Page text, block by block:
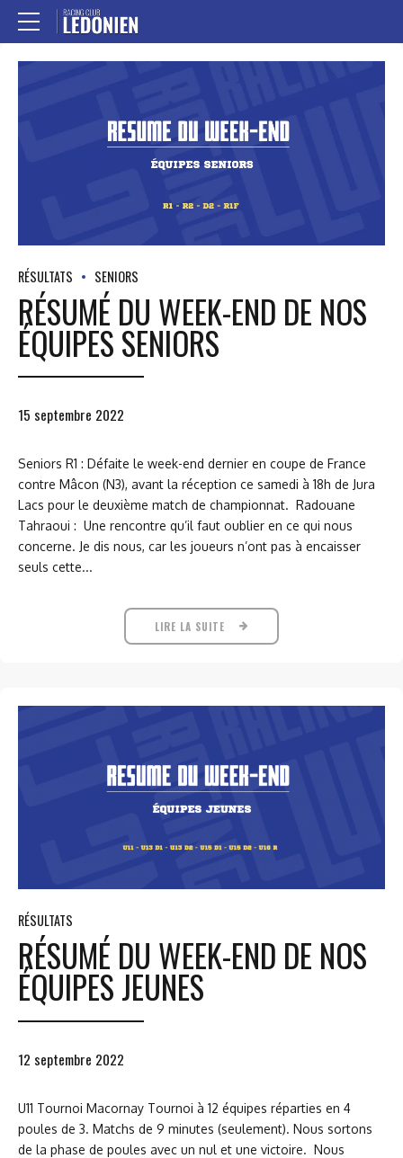
RÉSULTATS SENIORS
RÉSUMÉ DU WEEK-END DE NOS
ÉQUIPES SENIORS
15 septembre 2022
Seniors R1 : Défaite le week-end dernier en coupe de France
contre Mâcon (N3), avant la réception ce samedi à 18h de Jura
Lacs pour le deuxième match de championnat. Radouane
Tahraoui : Une rencontre qu’il faut oublier en ce qui nous
concerne. Je dis nous, car les joueurs n’ont pas à encaisser
seuls cette...
LIRE LA SUITE
RÉSULTATS
RÉSUMÉ DU WEEK-END DE NOS
ÉQUIPES JEUNES
12 septembre 2022
U11 Tournoi Macornay Tournoi à 12 équipes réparties en 4
poules de 3. Matchs de 9 minutes (seulement). Nous sortons
de la phase de poules avec un nul et une victoire. Nous